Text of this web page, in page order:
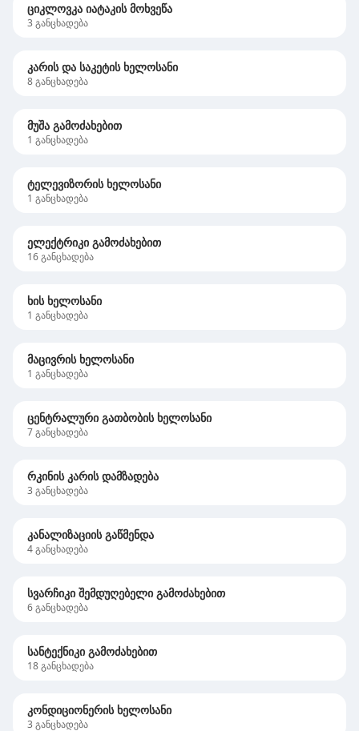
ციკლოვკა იატაკის მოხვეწა
3 განცხადება
კარის და საკეტის ხელოსანი
8განცხადება
მუშა გამოძახებით
1 განცხადება
ტელევიზორის ხელოსანი
1 განცხადება
ელექტრიკი გამოძახებით
16განცხადება
ხის ხელოსანი
1 განცხადება
მაცივრის ხელოსანი
1 განცხადება
ცენტრალური გათბობის ხელოსანი
7განცხადება
რკინის კარის დამზადება
3 განცხადება
კანალიზაციის გაწმენდა
4განცხადება
სვარჩიკი შემდუღებელი გამოძახებით
6განცხადება
სანტექნიკი გამოძახებით
18განცხადება
კონდიციონერის ხელოსანი
3 განცხადება